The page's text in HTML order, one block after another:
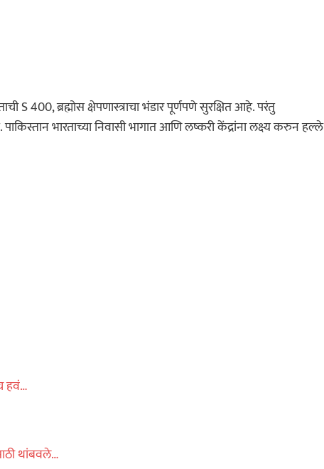
400, ब्रह्मोस क्षेपणास्त्राचा भंडार पूर्णपणे सुरक्षित आहे. परंतु
भारताच्या निवासी भागात आणि लष्करी केंद्रांना लक्ष्य करुन हल्ले
हवं…
थांबवले…